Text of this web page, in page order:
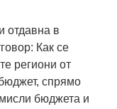
отдавна в
Как се
региони от
спрямо
бюджета и